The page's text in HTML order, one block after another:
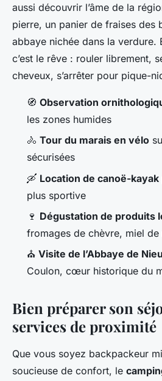
aussi découvrir l’âme de la
pierre, un panier de fraises des
abbaye nichée dans la verdure.
c’est le rêve : rouler librement,
cheveux, s’arrêter pour pique-
🧭 Observation
les zones humides
🚴 Tour du marais en vélo
sécurisées
🛶 Location de canoë-kayak
plus sportive
🍷 Dégustation de produits
fromages de chèvre, miel de
⛪ Visite de l’Abbaye de
Coulon, cœur historique du
Bien préparer son
services de proximité
Que vous soyez backpackeur
soucieuse de confort, le